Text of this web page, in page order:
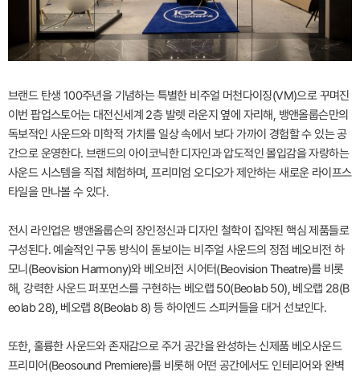
브랜드 탄생 100주년을 기념하는 특별한 비주얼 머천다이징(VM)으로 꾸며진
이번 팝업스토어는 대전신세계 2층 발렛 라운지 옆에 자리해, 뱅앤올룹슨만의
독보적인 사운드와 미학적 가치를 일상 속에서 보다 가까이 경험할 수 있는 공
간으로 운영한다. 브랜드의 아이코닉한 디자인과 압도적인 몰입감을 자랑하는
사운드 시스템을 직접 체험하며, 프리미엄 오디오가 제안하는 새로운 라이프스
타일을 만나볼 수 있다.
전시 라인업은 뱅앤올룹슨의 장인정신과 디자인 철학이 집약된 핵심 제품들로
구성된다. 예술적인 구동 방식이 돋보이는 비주얼 사운드의 정점 베오비전 하
모니(Beovision Harmony)와 베오비전 시어터(Beovision Theatre)를 비롯
해, 강력한 사운드 퍼포먼스를 구현하는 베오랩 50(Beolab 50), 베오랩 28(B
eolab 28), 베오랩 8(Beolab 8) 등 하이엔드 스피커들을 대거 선보인다.
또한, 훌륭한 사운드와 존재감으로 주거 공간을 완성하는 신제품 베오사운드
프리미어(Beosound Premiere)를 비롯해 어떤 공간에서도 인테리어와 완벽